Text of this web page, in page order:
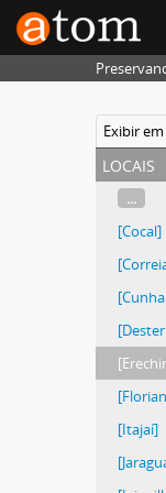
Exibir
locais
...
[Cocal]
[Itajaí]